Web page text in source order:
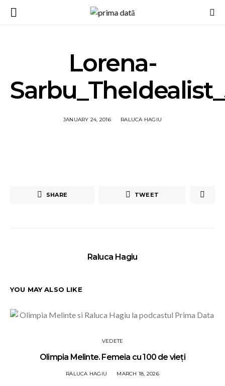
Lorena-
JANUARY 24, 2016 RALUCA HAGIU
SHARE TWEET
Raluca Hagiu
YOU MAY ALSO LIKE
VEDETE
Olimpia Melinte. Femeia cu 100 de vieți
RALUCA HAGIU MARCH 18, 2026